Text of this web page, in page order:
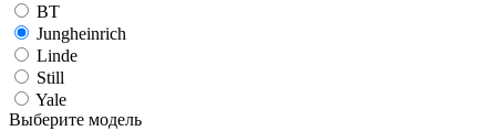
BT
Jungheinrich
Linde
Still
Yale
Выберите модель